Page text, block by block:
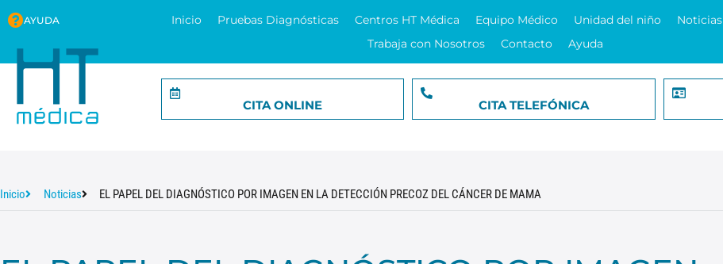
AYUDA Inicio Pruebas Diagnósticas Centros HT Médica Equipo Médico Unidad del niño Noticias
Trabaja con Nosotros
Contacto Ayuda
CITA ONLINE CITA TELEFÓNICA
Inicio Noticias EL PAPEL DEL DIAGNÓSTICO POR IMAGEN EN LA DETECCIÓN PRECOZ DEL CÁNCER DE MAMA